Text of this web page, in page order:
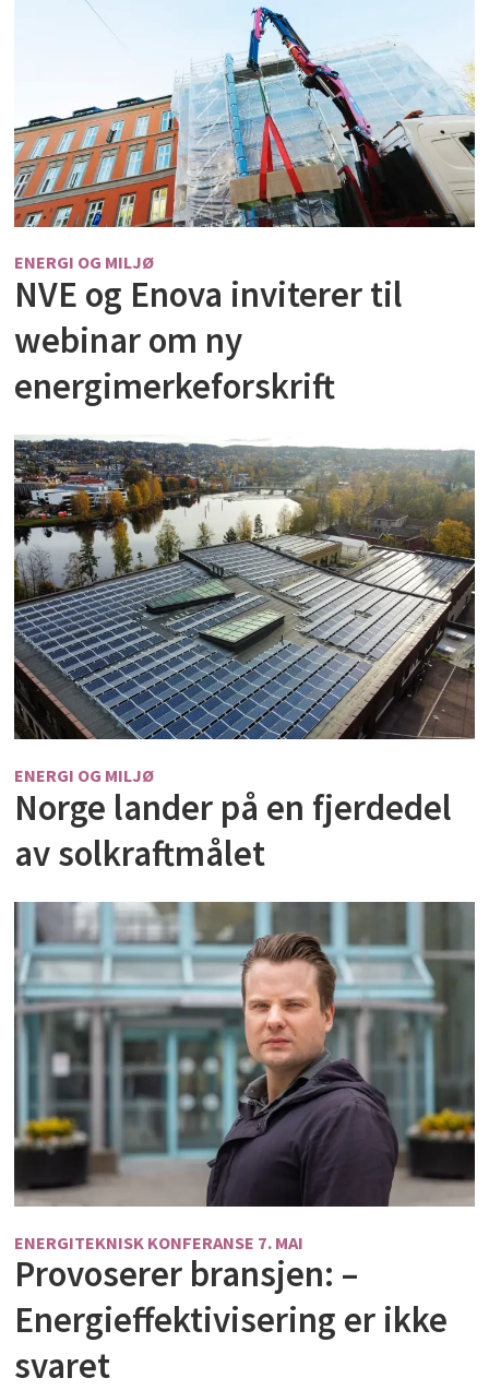
ENERGI OG MILJØ
NVE og Enova inviterer til
webinar om ny
energimerkeforskrift
ENERGI OG MILJØ
Norge lander på en fjerdedel
av solkraftmålet
ENERGITEKNISK KONFERANSE 7. MAI
Provoserer bransjen: –
Energieffektivisering er ikke
svaret